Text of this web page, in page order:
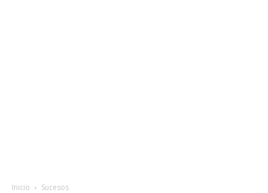
Inicio Sucesos